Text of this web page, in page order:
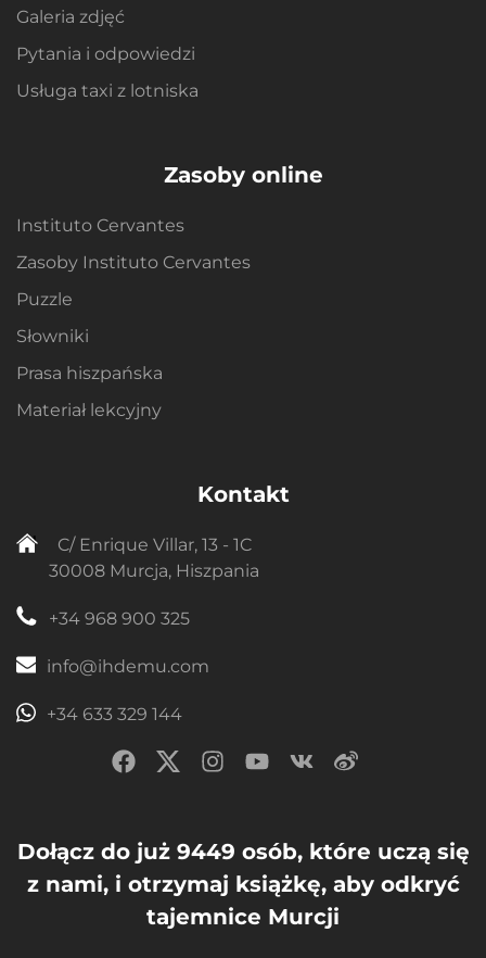
Galeria zdjęć
Pytania i odpowiedzi
Usługa taxi z lotniska
Zasoby online
Instituto Cervantes
Zasoby Instituto Cervantes
Puzzle
Słowniki
Prasa hiszpańska
Materiał lekcyjny
Kontakt
C/ Enrique Villar, 13 - 1C
30008 Murcja, Hiszpania
+34 968 900 325
info@ihdemu.com
+34 633 329 144
Dołącz do już 9449 osób, które uczą się
z nami, i otrzymaj książkę, aby odkryć
tajemnice Murcji